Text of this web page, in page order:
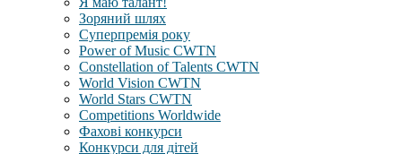
Зоряний шлях
Суперпремія року
Power of Music CWTN
Constellation of Talents CWTN
World Vision CWTN
World Stars CWTN
Competitions Worldwide
Фахові конкурси
Конкурси для дітей